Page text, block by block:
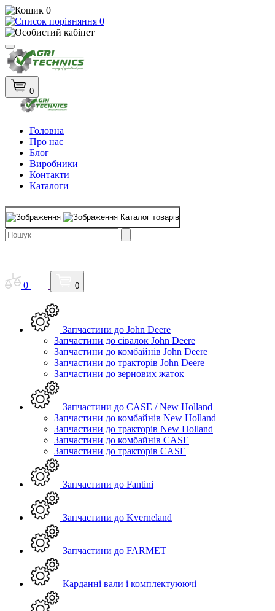
0
0
0
Головна
Про нас
Блог
Виробники
Контакти
Каталоги
Каталог товарів
0 0
Запчастини до John Deere
Запчастини до сівалок John Deere
Запчастини до комбайнів John Deere
Запчастини до тракторів John Deere
Запчастини до зернових жаток
Запчастини до CASE / New Holland
Запчастини до комбайнів New Holland
Запчастини до тракторів New Holland
Запчастини до комбайнів CASE
Запчастини до тракторів CASE
Запчастини до Fantini
Запчастини до Kverneland
Запчастини до FARMET
Карданні вали і комплектуюючі